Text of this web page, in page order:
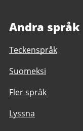
Andra språk
Teckenspråk
Suomeksi
Fler språk
Lyssna